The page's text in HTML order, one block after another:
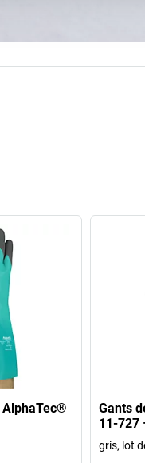
Rien d'étonnant,
protection
d'une seule fois, et
lequel les gens
AlphaTec®
Gants
11-727
gris, lot